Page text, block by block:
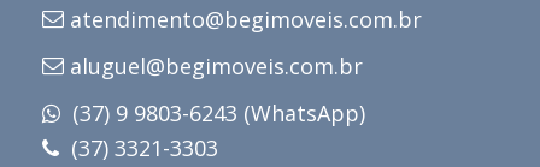
atendimento@begimoveis.com.br
aluguel@begimoveis.com.br
(37) 9 9803-6243 (WhatsApp)
(37) 3321-3303